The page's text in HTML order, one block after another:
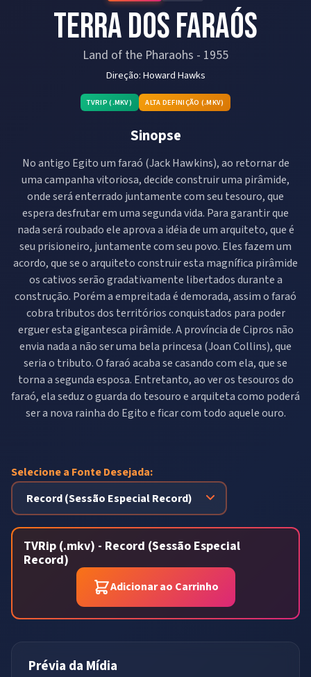
Terra dos Faraós
Land of the Pharaohs - 1955
Direção:Howard Hawks
TVRIP (.MKV) ALTA DEFINIÇÃO (.MKV)
Sinopse
No antigo Egito um faraó (Jack Hawkins), ao retornar de
uma campanha vitoriosa, decide construir uma pirâmide,
onde será enterrado juntamente com seu tesouro, que
espera desfrutar em uma segunda vida. Para garantir que
nada será roubado ele aprova a idéia de um arquiteto, que é
seu prisioneiro, juntamente com seu povo. Eles fazem um
acordo, que se o arquiteto construir esta magnífica pirâmide
os cativos serão gradativamente libertados durante a
construção. Porém a empreitada é demorada, assim o faraó
cobra tributos dos territórios conquistados para poder
erguer esta gigantesca pirâmide. A província de Cipros não
envia nada a não ser uma bela princesa (Joan Collins), que
seria o tributo. O faraó acaba se casando com ela, que se
torna a segunda esposa. Entretanto, ao ver os tesouros do
faraó, ela seduz o guarda do tesouro e arquiteta como poderá
ser a nova rainha do Egito e ficar com todo aquele ouro.
Selecione a Fonte Desejada:
TVRip (.mkv) - Record (Sessão Especial
Record)
Adicionar ao Carrinho
Prévia da Mídia